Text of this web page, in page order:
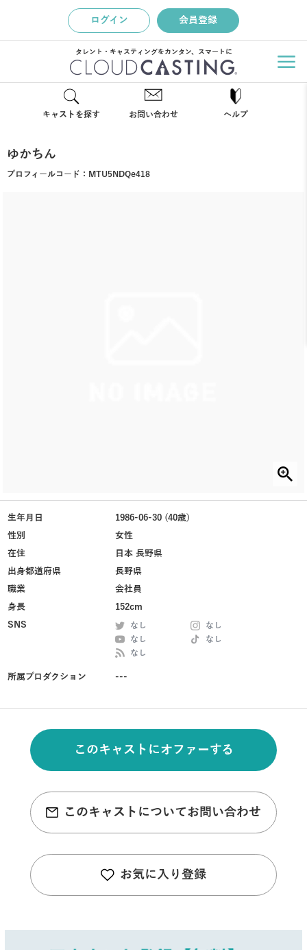
ログイン 会員登録
タレント・キャスティングをカンタン、スマートに
キャストを探す お問い合わせ ヘルプ
ゆかちん
プロフィールコード： MTU5NDQe418
生年月日
1986-06-30 (40歳)
性別
女性
在住
日本 長野県
出身都道府県
長野県
職業
会社員
身長
152cm
SNS
なし
なし
なし
なし
なし
所属プロダクション ---
このキャストにオファーする
このキャストについてお問い合わせ
お気に入り登録